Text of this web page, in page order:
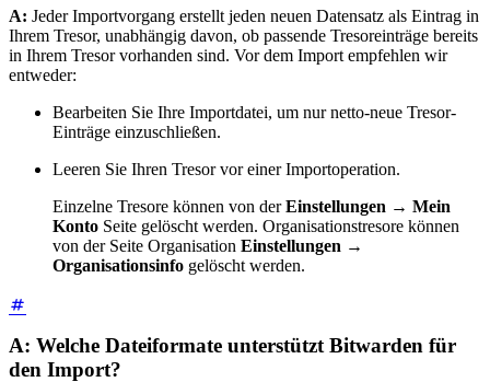
A: Jeder Importvorgang erstellt jeden neuen Datensatz als Eintrag in
Ihrem Tresor, unabhängig davon, ob passende Tresoreinträge bereits
in Ihrem Tresor vorhanden sind. Vor dem Import empfehlen wir
entweder:
Bearbeiten Sie Ihre Importdatei, um nur netto-neue Tresor-
Einträge einzuschließen.
Leeren Sie Ihren Tresor vor einer Importoperation.
Einzelne Tresore können von derEinstellungen → Mein
Konto Seite gelöscht werden. Organisationstresore können
von der Seite Organisation Einstellungen →
Organisationsinfo gelöscht werden.
A: Welche Dateiformate unterstützt Bitwarden für
den Import?